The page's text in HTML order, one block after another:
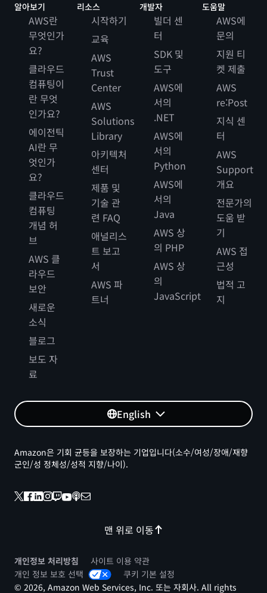
알아보기
AWS란
무엇인가
요?
클라우드
컴퓨팅이
란 무엇
인가요?
에이전틱
AI란 무
엇인가
요?
클라우드
컴퓨팅
개념 허
브
AWS 클
라우드
보안
새로운
소식
블로그
보도 자
료
리소스
시작하기
교육
AWS
Trust
Center
AWS
Solutions
Library
아키텍처
센터
제품 및
기술 관
련 FAQ
애널리스
트 보고
서
AWS 파
트너
개발자
빌더 센
터
SDK 및
도구
AWS에
서의
.NET
AWS에
서의
Python
AWS에
서의
Java
AWS 상
의 PHP
AWS 상
의
JavaScript
도움말
AWS에
문의
지원 티
켓 제출
AWS
re:Post
지식 센
터
AWS
Support
개요
전문가의
도움 받
기
AWS 접
근성
법적 고
지
English
맨 위로 이동
Amazon은 기회 균등을 보장하는 기업입니다(소수/여성/장애/재향
군인/성 정체성/성적 지향/나이).
개인정보 처리방침
사이트 이용 약관
개인 정보 보호 선택
쿠키 기본 설정
© 2026, Amazon Web Services, Inc. 또는 자회사. All rights